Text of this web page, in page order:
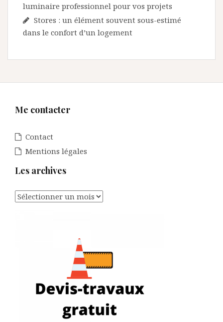
luminaire professionnel pour vos projets
Stores : un élément souvent sous-estimé
dans le confort d’un logement
Me contacter
Contact
Mentions légales
Les archives
Les